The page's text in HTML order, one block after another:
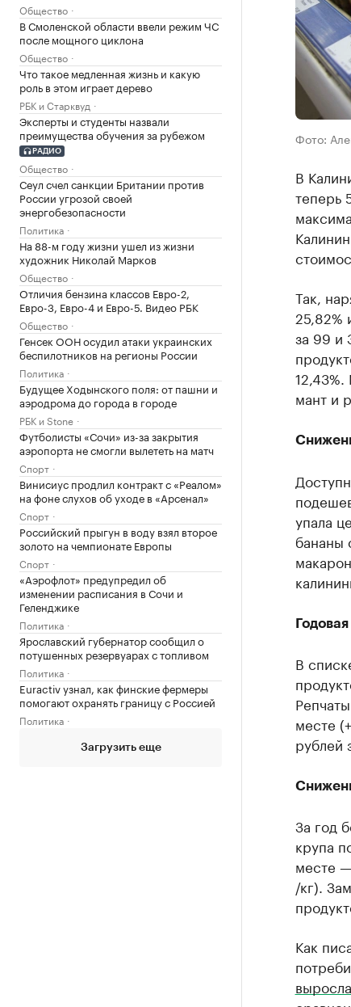
Общество
В Смоленской области ввели режим ЧС
после мощного циклона
Общество
Что такое медленная жизнь и какую
роль в этом играет дерево
РБК и Старквуд
Эксперты и студенты назвали
преимущества обучения за рубежом
РАДИО
Общество
Сеул счел санкции Британии против
России угрозой своей
энергобезопасности
Политика
На 88-м году жизни ушел из жизни
художник Николай Марков
Общество
Отличия бензина классов Евро-2,
Евро-3, Евро-4 и Евро-5. Видео РБК
Общество
Генсек ООН осудил атаки украинских
беспилотников на регионы России
Политика
Будущее Ходынского поля: от пашни и
аэродрома до города в городе
РБК и Stone
Футболисты «Сочи» из-за закрытия
аэропорта не смогли вылететь на матч
Спорт
Винисиус продлил контракт с «Реалом»
на фоне слухов об уходе в «Арсенал»
Спорт
Российский прыгун в воду взял второе
золото на чемпионате Европы
Спорт
«Аэрофлот» предупредил об
изменении расписания в Сочи и
Геленджике
Политика
Ярославский губернатор сообщил о
потушенных резервуарах с топливом
Политика
Euractiv узнал, как финские фермеры
помогают охранять границу с Россией
Политика
Загрузить еще
Фото:
В
теперь
Так,
25,82%
за 99 и
мант и
упала
бананы
В
месте
рублей
За год
крупа
месте
/кг).
Как
выросла